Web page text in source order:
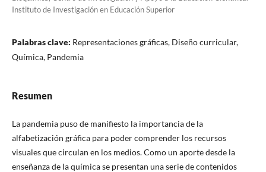
Instituto de Investigación en Educación Superior
Palabras clave: Representaciones gráficas, Diseño curricular,
Química, Pandemia
Resumen
La pandemia puso de manifiesto la importancia de la
alfabetización gráfica para poder comprender los recursos
visuales que circulan en los medios. Como un aporte desde la
enseñanza de la química se presentan una serie de contenidos